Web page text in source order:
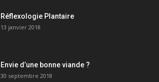
Réflexologie Plantaire
13 janvier 2018
Envie d’une bonne viande ?
30 septembre 2018